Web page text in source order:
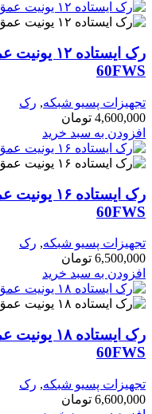
پسیو شبکه, رک
تومان
به سبد خرید
پسیو شبکه, رک
تومان
به سبد خرید
پسیو شبکه, رک
تومان